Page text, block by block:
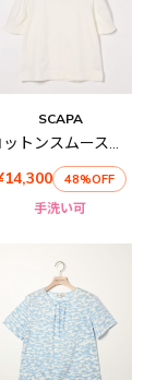
SCAPA
コットンスムース無地カットソー
48%OFF
手洗い可